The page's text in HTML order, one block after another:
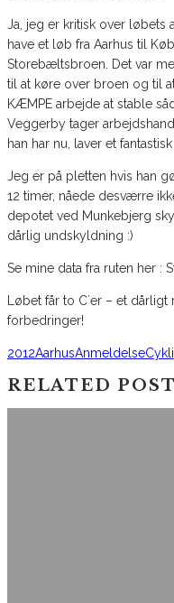
Ja, jeg er kritisk over løbets
have et løb fra Aarhus til
Storebæltsbroen. Det var
til at køre over broen og til
KÆMPE arbejde at stable
Veggerby tager
han har nu, laver et
Jeg er på pletten hvis han
12 timer, nåede desværre
depotet ved Munkebjerg
dårlig undskyldning :)
Se mine data fra ruten her :
Løbet får to C´er – et
forbedringer!
2012AarhusAnmeldelse
RELATED